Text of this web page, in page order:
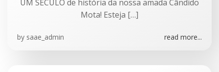
UM SÉCULO de história da nossa amada Cândido
Mota! Esteja […]
by saae_admin read more...